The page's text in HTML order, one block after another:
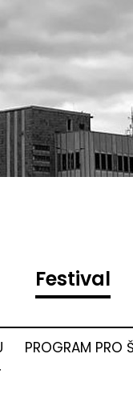
Festival
PROGRAM PRO